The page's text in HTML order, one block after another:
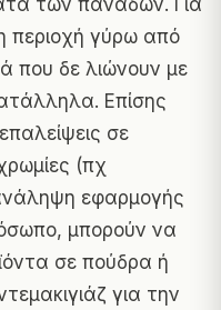
περιοχή γύρω από
που δε λιώνουν με
Επίσης
σε
(πχ
εφαρμογής
μπορούν να
σε πούδρα ή
για την